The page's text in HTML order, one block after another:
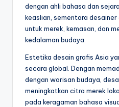
dengan ahli bahasa dan
keaslian, sementara
untuk merek, kemasan, dan
kedalaman budaya.
Estetika desain grafis Asia
secara global. Dengan
dengan warisan budaya,
meningkatkan citra merek
pada keragaman bahasa